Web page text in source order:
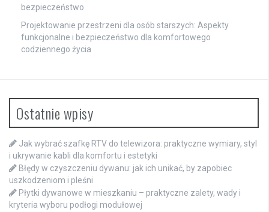
bezpieczeństwo
Projektowanie przestrzeni dla osób starszych: Aspekty
funkcjonalne i bezpieczeństwo dla komfortowego
codziennego życia
Ostatnie wpisy
Jak wybrać szafkę RTV do telewizora: praktyczne wymiary, styl
i ukrywanie kabli dla komfortu i estetyki
Błędy w czyszczeniu dywanu: jak ich unikać, by zapobiec
uszkodzeniom i pleśni
Płytki dywanowe w mieszkaniu – praktyczne zalety, wady i
kryteria wyboru podłogi modułowej